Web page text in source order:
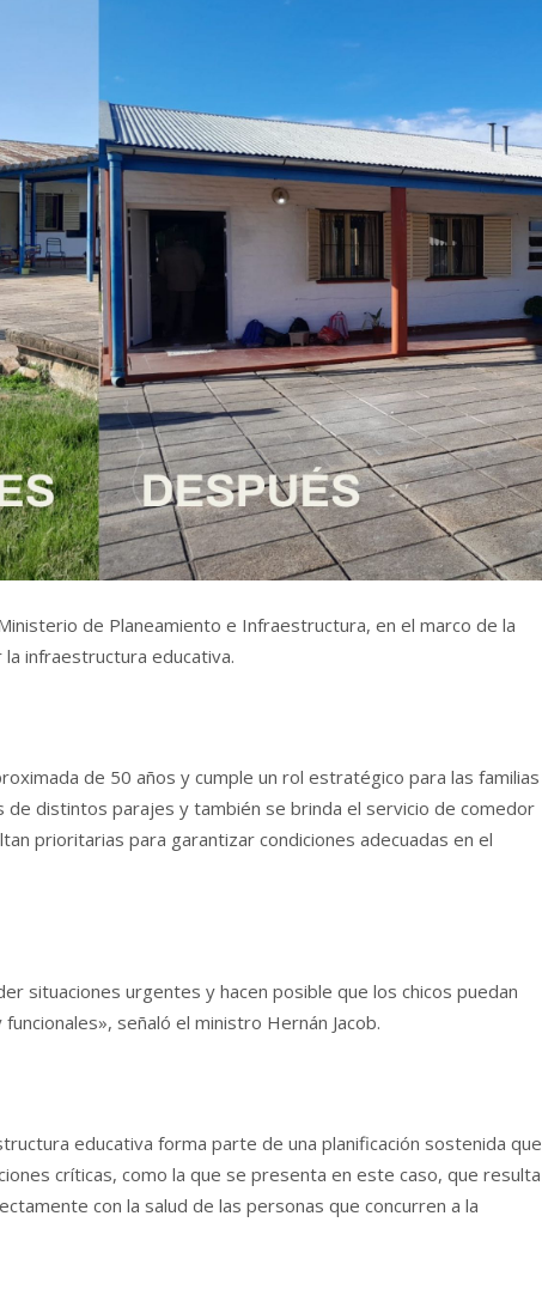
de Planeamiento e Infraestructura, en el marco de la
infraestructura educativa.
de 50 años y cumple un rol estratégico para las familias
de distintos parajes y también se brinda el servicio de comedor
prioritarias para garantizar condiciones adecuadas en el
situaciones urgentes y hacen posible que los chicos puedan
señaló el ministro Hernán Jacob.
educativa forma parte de una planificación sostenida que
críticas, como la que se presenta en este caso, que resulta
con la salud de las personas que concurren a la